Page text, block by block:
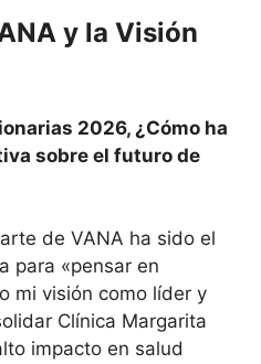
y la Visión
2026, ¿Cómo ha
sobre el futuro de
de VANA ha sido el
para «pensar en
mi visión como líder y
Clínica Margarita
impacto en salud